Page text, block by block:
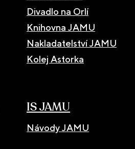
Divadlo na Orlí
Knihovna JAMU
Nakladatelství JAMU
Kolej Astorka
IS JAMU
Návody JAMU